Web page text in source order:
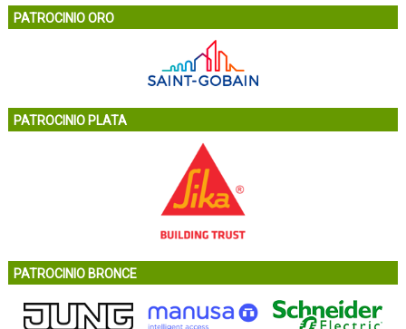
PATROCINIO ORO
PATROCINIO PLATA
PATROCINIO BRONCE